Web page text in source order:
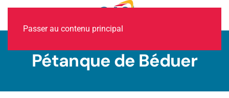
Passer au contenu principal
Pétanque de Béduer